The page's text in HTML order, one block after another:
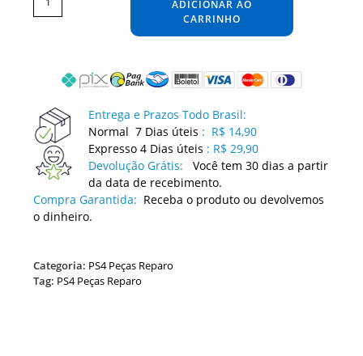
Controle
Ps4
ADICIONAR AO
CARRINHO
Entrega e Prazos Todo Brasil:
Normal 7 Dias úteis : R$ 14,90
Expresso 4 Dias úteis : R$ 29,90
Devolução Grátis:
Você tem 30 dias a partir
da data de recebimento.
Compra Garantida: Receba o produto ou devolvemos
o dinheiro.
Categoria: PS4 Peças Reparo
Tag: PS4 Peças Reparo